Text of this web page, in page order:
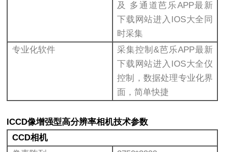
及 多通道芭乐APP最新
下载网站进入IOS大全同
时采集
专业化软件
采集控制&芭乐APP最新
下载网站进入IOS大全仪
控制，数据处理专业化界
面，简单快捷
ICCD像增强型高分辨率相机技术参数
CCD相机